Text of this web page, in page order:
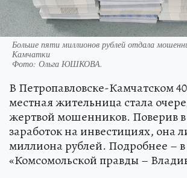
Больше пяти миллионов рублей отдала
Камчатки
Фото: Ольга ЮШКОВА.
В Петропавловске-Камчатском
местная жительница стала
жертвой мошенников. Поверив
заработок на инвестициях, она
миллиона рублей. Подробнее –
«Комсомольской правды –